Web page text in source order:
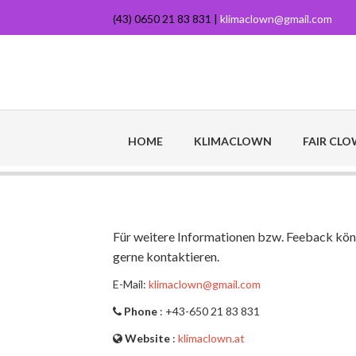
(43) 0650 21 83 831 | klimaclown@gmail.com
HOME KLIMACLOWN FAIR
Für weitere Informationen bzw. Feeback
gerne kontaktieren.
E-Mail: klimaclown@gmail.com
Phone : +43-650 21 83 831
Website : klimaclown.at